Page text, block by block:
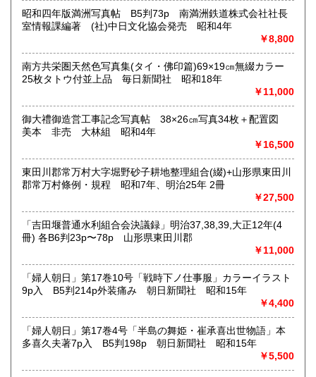
書籍の買取について
取り扱い分野
古典籍、近代文献、趣味、サブカルチャー、古書一般（その
和本・開拓/植民資料・戦時資料・文学一般・詩歌句集・児童
書 ・児童資料・芸能/サブカル・広告資料・ポスター・版画/
刷り物 ・絵葉書・双六・地図/鳥瞰図
昭和四年版満洲写真帖 B5判73p 南満洲鉄道株式会社社長
室情報課編著 (社)中日文化協会発売 昭和4年
￥8,800
南方共栄圏天然色写真集(タイ・佛印篇)69×19㎝無綴カラー
25枚タトウ付並上品 毎日新聞社 昭和18年
￥11,000
御大禮御造営工事記念写真帖 38×26㎝写真34枚＋配置図
美本 非売 大林組 昭和4年
￥16,500
東田川郡常万村大字堀野砂子耕地整理組合(綴)+山形県東田川
郡常万村條例・規程 昭和7年、明治25年 2冊
￥27,500
「吉田堰普通水利組合会決議録」明治37,38,39,大正12年(4
冊) 各B6判23p〜78p 山形県東田川郡
￥11,000
「婦人朝日」第17巻10号「戦時下ノ仕事服」カラーイラスト
9p入 B5判214p外装痛み 朝日新聞社 昭和15年
￥4,400
「婦人朝日」第17巻4号「半島の舞姫・崔承喜出世物語」本
多喜久夫著7p入 B5判198p 朝日新聞社 昭和15年
￥5,500